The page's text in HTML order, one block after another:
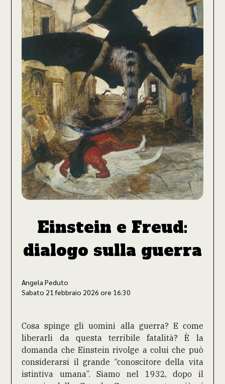
Einstein e Freud:
dialogo sulla guerra
Angela Peduto
Sabato 21 febbraio 2026 ore 16:30
Cosa spinge gli uomini alla guerra? E come
liberarli da questa terribile fatalità? È la
domanda che Einstein rivolge a colui che può
considerarsi il grande “conoscitore della vita
istintiva umana”. Siamo nel 1932, dopo il